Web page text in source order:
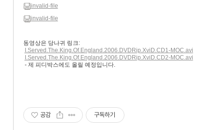
invalid-file
invalid-file
동영상은 당나귀 링크:
I.Served.The.King.Of.England.2006.DVDRip.XviD.CD1-MOC.avi
I.Served.The.King.Of.England.2006.DVDRip.XviD.CD2-MOC.avi
- 제 피디박스에도 올릴 예정입니다.
공감 구독하기